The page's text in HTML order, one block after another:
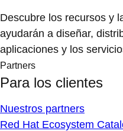
Descubre los recursos y
ayudarán a diseñar,
aplicaciones y los
Partners
Para los clientes
Nuestros partners
Red Hat Ecosystem